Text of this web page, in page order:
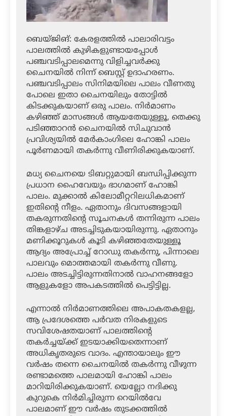
ബെയ്ജിങ്: കേരളത്തില്‍ പാലാരിവട്ടം
പാലത്തില്‍ കുഴികളുണ്ടായപ്പോള്‍
പഞ്ചവടിപ്പാലമെന്നു വിളിച്ചവര്‍ക്കു
ചൈനയില്‍ നിന്ന് ബെസ്റ്റ് ഉദാഹരണം.
പഞ്ചവടിപ്പാലം സിനിമയിലെ പാലം വീണതു
പോലെ ഇതാ ചൈനയിലും തോട്ടില്‍
കിടക്കുകയാണ് ഒരു പാലം. നിര്‍മാണം
കഴിഞ്ഞ് മാസങ്ങള്‍ ആയതേയുള്ളൂ, തെക്കു
പടിഞ്ഞാറന്‍ ചൈനയില്‍ സിചുവാന്‍
പ്രവിശ്യയില്‍ മേര്‍കാംഗിലെ ഹോങ്കി പാലം
പൂര്‍ണമായി തകര്‍ന്നു വീണിരിക്കുകയാണ്.
മധ്യ ചൈനയെ ടിബറ്റുമായി ബന്ധിപ്പിക്കുന്ന
പ്രധാന ഹൈവേയും ഭാഗമാണ് ഹോങ്കി
പാലം. മുക്കാല്‍ കിലോമീറ്ററിലധികമാണ്
ഇതിന്റെ നീളം. ഏതാനും ദിവസങ്ങളായി
തകരുന്നതിന്റെ സൂചനകള്‍ തന്നിരുന്ന പാലം
തിങ്കളാഴ്ച അടച്ചിടുകയായിരുന്നു. ഏതാനും
മണിക്കൂറുകള്‍ കൂടി കഴിഞ്ഞതേയുള്ളൂ
ആദ്യം അപ്രോച്ച് റോഡു തകര്‍ന്നു, പിന്നാലെ
പാലവും മൊത്തമായി തകര്‍ന്നു വീണു.
പാലം അടച്ചിട്ടിരുന്നതിനാല്‍ വാഹനങ്ങളോ
ആളുകളോ അപകടത്തില്‍ പെട്ടിട്ടില്ല.
എന്നാല്‍ നിര്‍മാണത്തിലെ അപാകതകളല്ല,
ആ പ്രദേശത്തെ പര്‍വത നിരകളുടെ
സവിശേഷതയാണ് പാലത്തിന്റെ
തകര്‍ച്ചയ്ക്ക് ഇടയാക്കിയതെന്നാണ്
അധികൃതരുടെ വാദം. എന്തായാലും ഈ
വര്‍ഷം തന്നെ ചൈനയില്‍ തകര്‍ന്നു വീഴുന്ന
രണ്ടാമത്തെ പാലമായി ഹോങ്കി പാലം
മാറിയിരിക്കുകയാണ്. യെല്ലോ നദിക്കു
കുറുകെ നിര്‍മിച്ചിരുന്ന റെയില്‍വേ
പാലമാണ് ഈ വര്‍ഷം തുടക്കത്തില്‍